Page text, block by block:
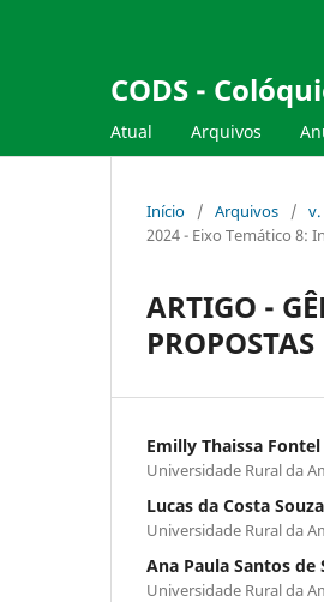
CODS -
Atual Arquivos
Início / Arquivos / v.
2024 - Eixo Temático 8:
ARTIGO -
Emilly Thaissa Fontel
Universidade Rural da
Lucas da Costa Souza
Universidade Rural da
Ana Paula Santos de
Universidade Rural da